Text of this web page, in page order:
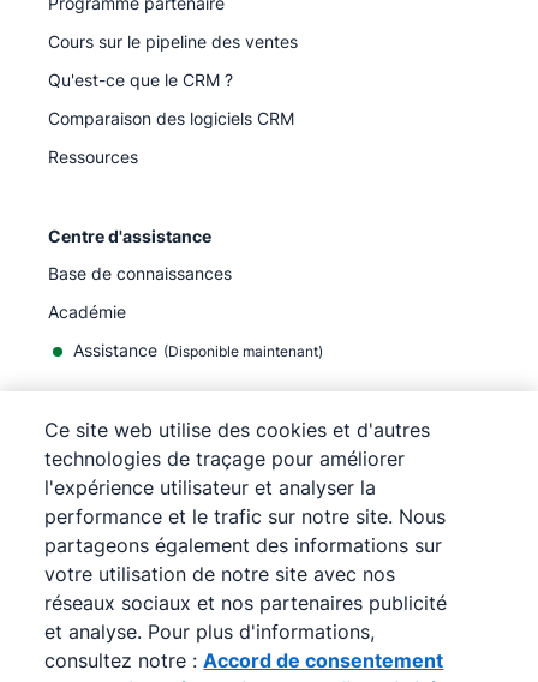
Cours sur le pipeline des ventes
Qu'est-ce que le CRM ?
Comparaison des logiciels CRM
Ressources
Centre d'assistance
Base de connaissances
Académie
Assistance (Disponible maintenant)
©2026Pipedrive
Pipedrive
Conditions d'utilisation
Pipedrive
Politique de confidentialité
Plan du site
Accord de consentement aux cookies
Préférences de cookies
Pipedrive est un CRM en ligne pour la vente.
Ce site web utilise des cookies et d'autres
technologies de traçage pour améliorer
l'expérience utilisateur et analyser la
performance et le trafic sur notre site. Nous
partageons également des informations sur
votre utilisation de notre site avec nos
réseaux sociaux et nos partenaires publicité
et analyse. Pour plus d'informations,
consultez notre : Accord de consentement